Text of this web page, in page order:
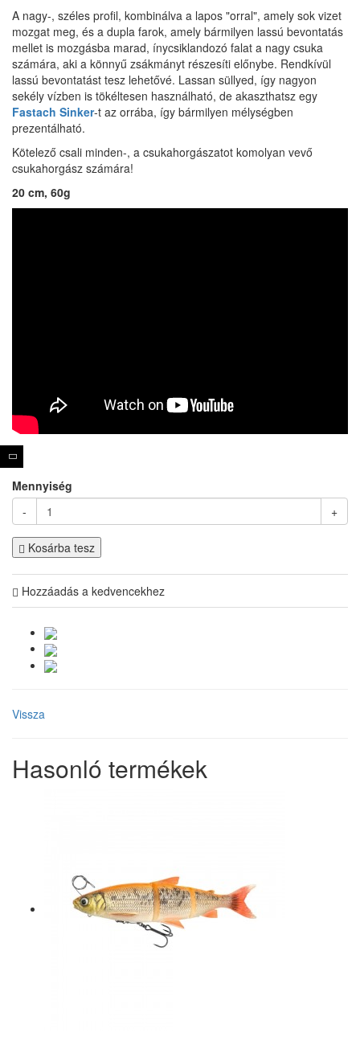
A nagy-, széles profil, kombinálva a lapos "orral", amely sok vizet
mozgat meg, és a dupla farok, amely bármilyen lassú bevontatás
mellet is mozgásba marad, ínycsiklandozó falat a nagy csuka
számára, aki a könnyű zsákmányt részesíti előnybe. Rendkívül
lassú bevontatást tesz lehetővé. Lassan süllyed, így nagyon
sekély vízben is tökéltesen használható, de akaszthatsz egy
Fastach Sinker-t az orrába, így bármilyen mélységben
prezentálható.
Kötelező csali minden-, a csukahorgászatot komolyan vevő
csukahorgász számára!
20 cm, 60g
Mennyiség
-
+
Kosárba tesz
Hozzáadás a kedvencekhez
Vissza
Hasonló termékek